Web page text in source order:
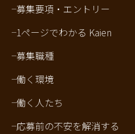
募集要項・エントリー
1ページでわかる Kaien
募集職種
働く環境
働く人たち
応募前の不安を解消する